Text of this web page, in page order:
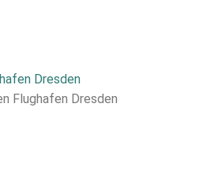
Dresden
Flughafen Dresden